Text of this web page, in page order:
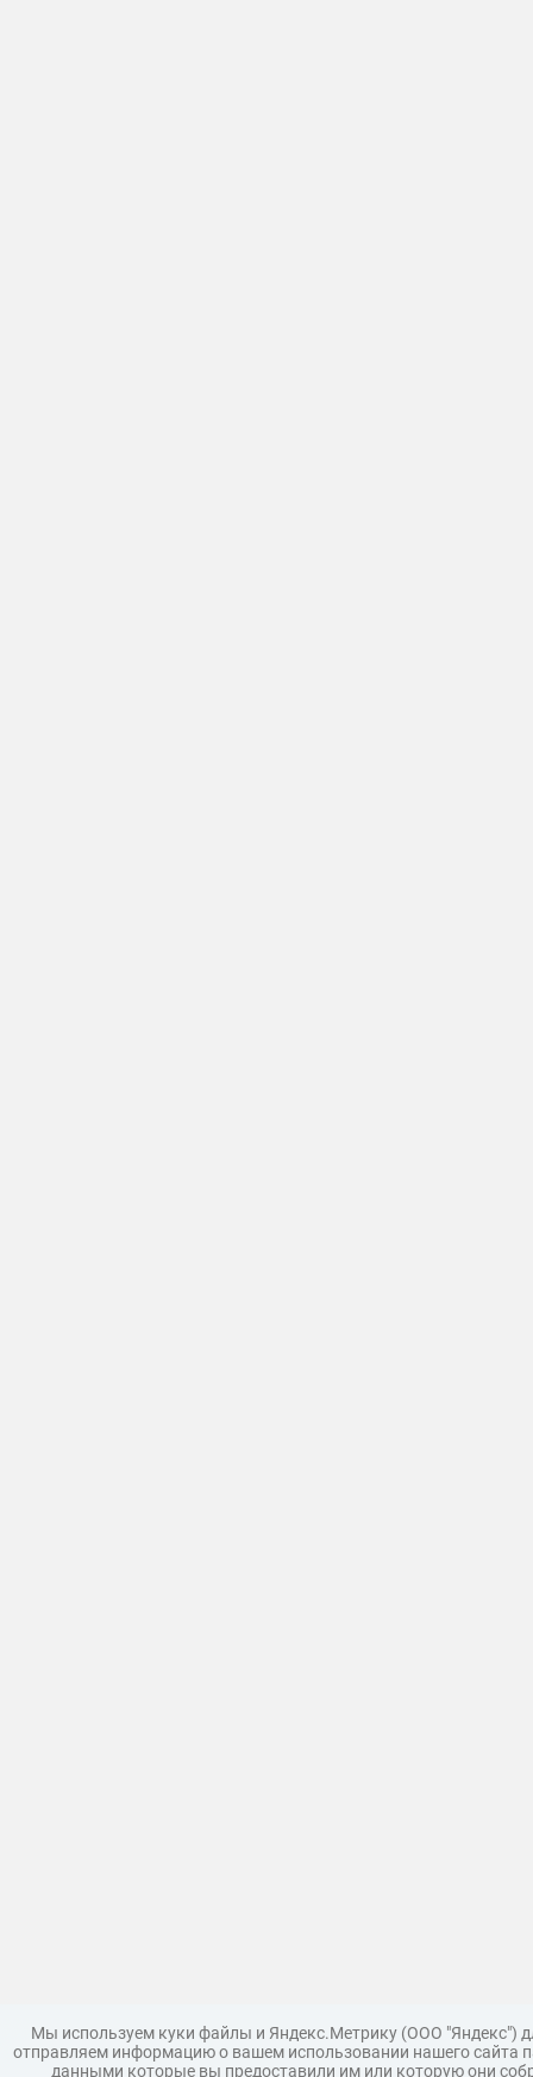
Мы используем куки файлы и Яндекс.Метрику (ООО "Яндекс")
отправляем информацию о вашем использовании нашего сайта
данными которые вы предоставили им или которую они